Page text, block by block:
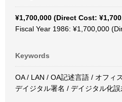
¥1,700,000 (Direct Cost:
Fiscal Year 1986: ¥1,700,000
Keywords
OA / LAN / OA記述言語 / オフィ
デイジタル署名 / デイジタル化誤